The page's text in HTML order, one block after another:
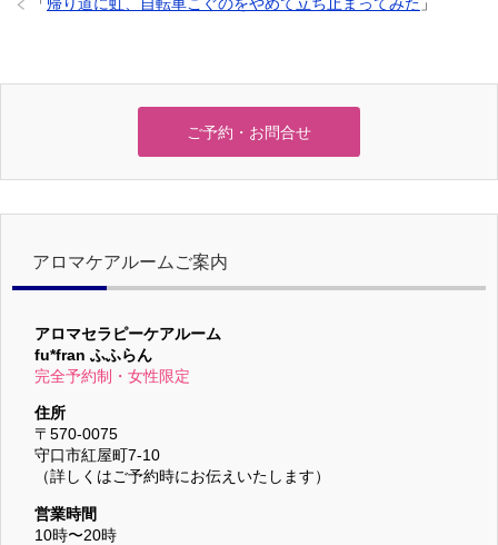
ご予約・お問合せ
アロマケアルームご案内
アロマセラピーケアルーム
fu*fran ふふらん
完全予約制・女性限定
住所
〒570-0075
守口市紅屋町7-10
（詳しくはご予約時にお伝えいたします）
営業時間
10時〜20時